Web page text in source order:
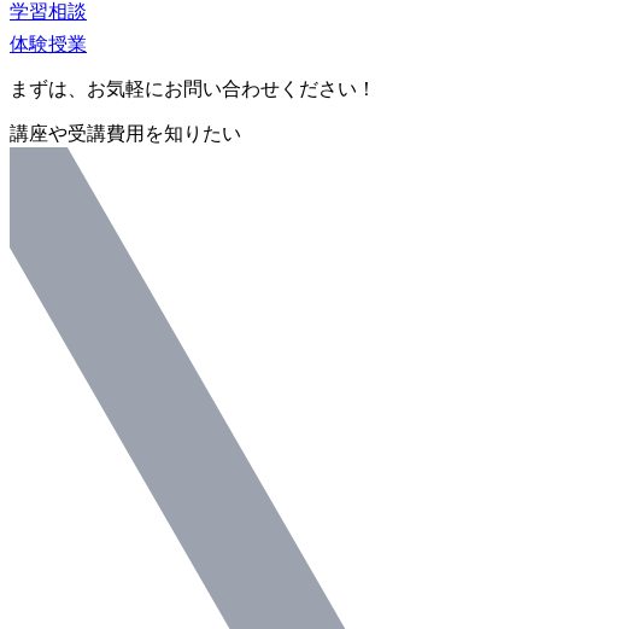
学習相談
体験授業
まずは、お気軽にお問い合わせください！
講座や受講費用を知りたい